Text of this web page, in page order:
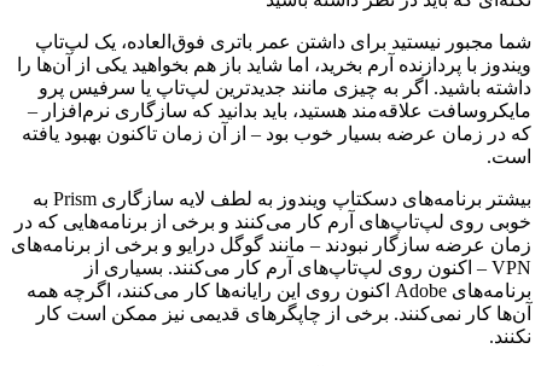
شما مجبور نیستید برای داشتن عمر باتری فوق‌العاده، یک لپ‌تاپ
ویندوز با پردازنده آرم بخرید، اما شاید باز هم بخواهید یکی از آن‌ها را
داشته باشید. اگر به چیزی مانند جدیدترین لپ‌تاپ یا سرفیس پرو
مایکروسافت علاقه‌مند هستید، باید بدانید که سازگاری نرم‌افزار –
که در زمان عرضه بسیار خوب بود – از آن زمان تاکنون بهبود یافته
است.
بیشتر برنامه‌های دسکتاپ ویندوز به لطف لایه سازگاری Prism به
خوبی روی لپ‌تاپ‌های آرم کار می‌کنند و برخی از برنامه‌هایی که در
زمان عرضه سازگار نبودند – مانند گوگل درایو و برخی از برنامه‌های
VPN – اکنون روی لپ‌تاپ‌های آرم کار می‌کنند. بسیاری از
برنامه‌های Adobe اکنون روی این رایانه‌ها کار می‌کنند، اگرچه همه
آن‌ها کار نمی‌کنند. برخی از چاپگرهای قدیمی نیز ممکن است کار
نکنند.